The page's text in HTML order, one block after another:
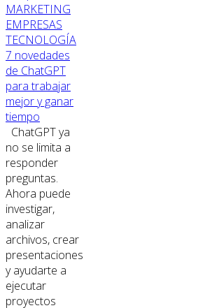
MARKETING
EMPRESAS
TECNOLOGÍA
7 novedades
de ChatGPT
para trabajar
mejor y ganar
tiempo
ChatGPT ya
no se limita a
responder
preguntas.
Ahora puede
investigar,
analizar
archivos, crear
presentaciones
y ayudarte a
ejecutar
proyectos